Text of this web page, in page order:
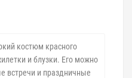
костюм красного
и блузки. Его можно
встречи и праздничные